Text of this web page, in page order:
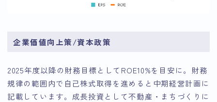
企業価値向上策/資本政策
2025年度以降の財務目標としてROE10%を目安に。財務
規律の範囲内で自己株式取得を進めると中期経営計画に
記載しています。成長投資として不動産・まちづくりに